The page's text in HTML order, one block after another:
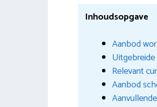
Inhoudsopgave
Aanbod
Relevant
Aanbod